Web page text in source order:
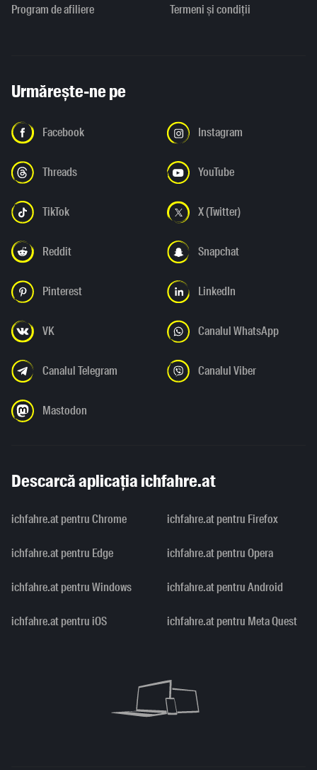
Program de afiliere Termeni și condiții
Urmărește-ne pe
Facebook Instagram
Threads YouTube
TikTok X (Twitter)
Reddit Snapchat
Pinterest LinkedIn
VK Canalul WhatsApp
Canalul Telegram Canalul Viber
Mastodon
Descarcă aplicația ichfahre.at
ichfahre.at pentru Chrome ichfahre.at pentru Firefox
ichfahre.at pentru Edge ichfahre.at pentru Opera
ichfahre.at pentru Windows ichfahre.at pentru Android
ichfahre.at pentru iOS ichfahre.at pentru Meta Quest